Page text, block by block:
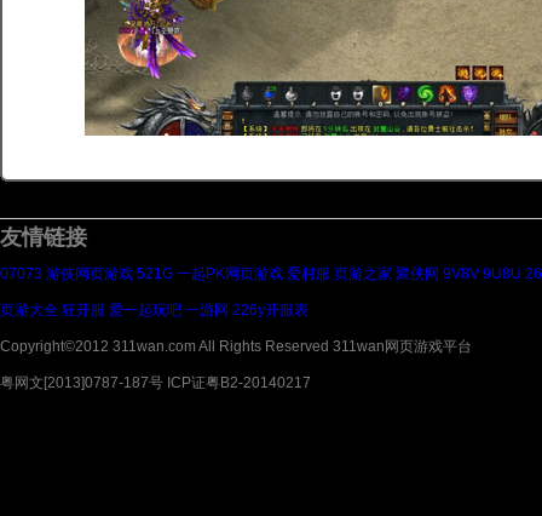
友情链接
07073 游侠网页游戏 521G 一起PK网页游戏 爱村服 页游之家 聚侠网 9V8V 9U8U
页游大全 狂开服 爱一起玩吧 一游网 226y开服表
Copyright©2012 311wan.com All Rights Reserved 311wan网页游戏平台
粤网文[2013]0787-187号 ICP证粤B2-20140217